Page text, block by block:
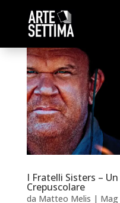
I Fratelli Sisters –
Crepuscolare
da Matteo Melis | Mag